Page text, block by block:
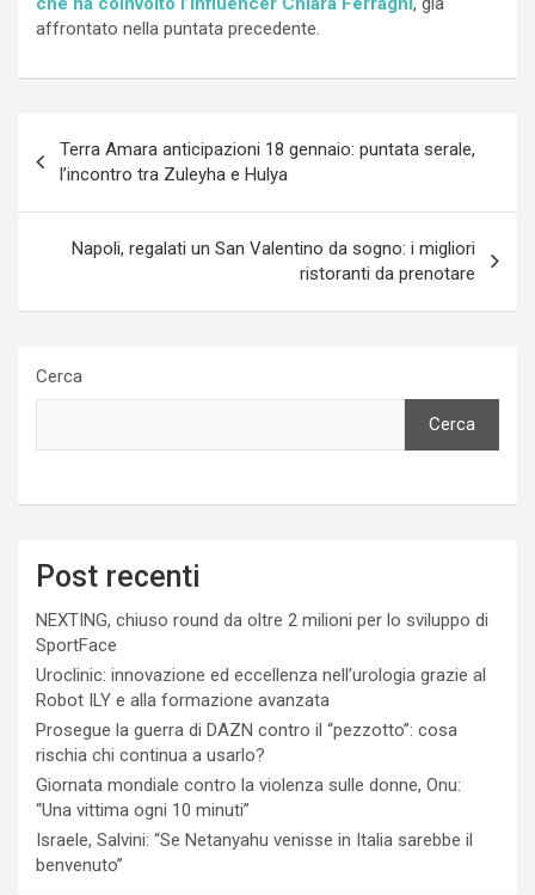
affrontato nella puntata precedente.
articoli
Terra Amara anticipazioni 18 gennaio: puntata serale,
l’incontro tra Zuleyha e Hulya
Napoli, regalati un San Valentino da sogno: i migliori
ristoranti da prenotare
Cerca
Cerca
Post recenti
NEXTING, chiuso round da oltre 2 milioni per lo sviluppo di
SportFace
Uroclinic: innovazione ed eccellenza nell’urologia grazie al
Robot ILY e alla formazione avanzata
Prosegue la guerra di DAZN contro il “pezzotto”: cosa
rischia chi continua a usarlo?
Giornata mondiale contro la violenza sulle donne, Onu:
“Una vittima ogni 10 minuti”
Israele, Salvini: “Se Netanyahu venisse in Italia sarebbe il
benvenuto”